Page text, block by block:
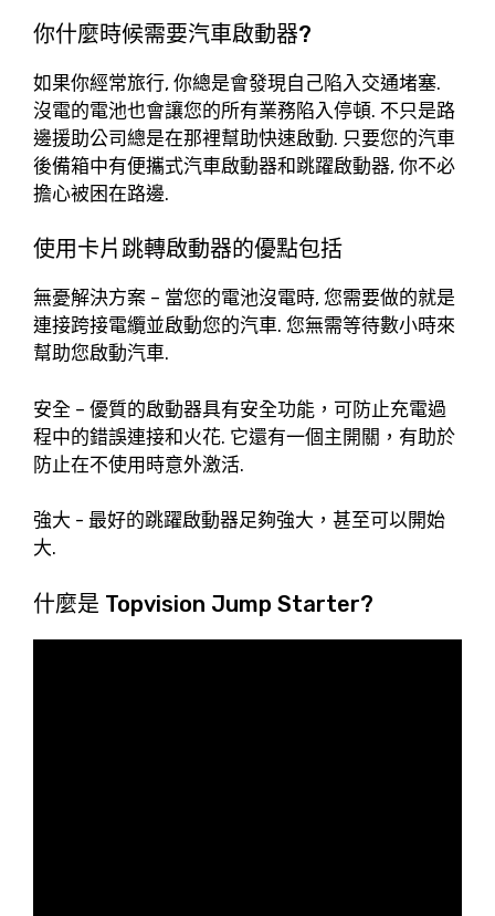
你什麼時候需要汽車啟動器?
如果你經常旅行, 你總是會發現自己陷入交通堵塞.
沒電的電池也會讓您的所有業務陷入停頓. 不只是路
邊援助公司總是在那裡幫助快速啟動. 只要您的汽車
後備箱中有便攜式汽車啟動器和跳躍啟動器, 你不必
擔心被困在路邊.
使用卡片跳轉啟動器的優點包括
無憂解決方案 – 當您的電池沒電時, 您需要做的就是
連接跨接電纜並啟動您的汽車. 您無需等待數小時來
幫助您啟動汽車.
安全 – 優質的啟動器具有安全功能，可防止充電過
程中的錯誤連接和火花. 它還有一個主開關，有助於
防止在不使用時意外激活.
強大 - 最好的跳躍啟動器足夠強大，甚至可以開始
大.
什麼是 Topvision Jump Starter?